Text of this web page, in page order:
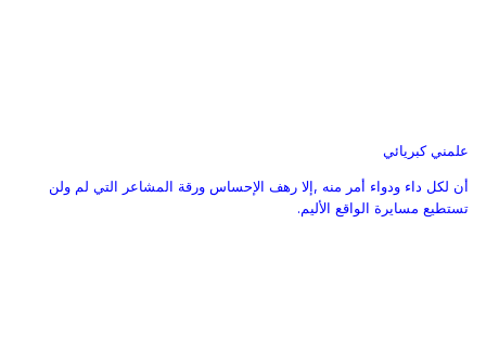
علمني كبريائي
أن لكل داء ودواء أمر منه ,إلا رهف الإحساس ورقة المشاعر التي لم ولن
تستطيع مسايرة الواقع الأليم.